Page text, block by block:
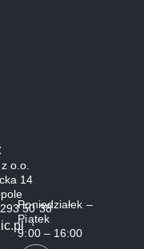
o.o.
14
50 38
Poniedziałek –
Piątek
9:00 – 16:00